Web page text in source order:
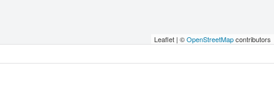
Leaflet | ©OpenStreetMapcontributors